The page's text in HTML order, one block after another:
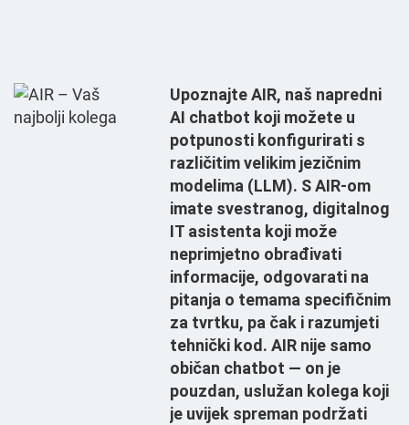
Upoznajte AIR, naš napredni
AI chatbot koji možete u
potpunosti konfigurirati s
različitim velikim jezičnim
modelima (LLM). S AIR-om
imate svestranog, digitalnog
IT asistenta koji može
neprimjetno obrađivati
informacije, odgovarati na
pitanja o temama specifičnim
za tvrtku, pa čak i razumjeti
tehnički kod. AIR nije samo
običan chatbot — on je
pouzdan, uslužan kolega koji
je uvijek spreman podržati